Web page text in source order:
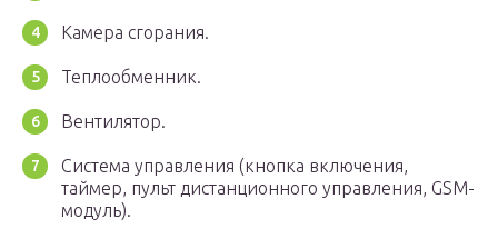
Камера сгорания.
Теплообменник.
Вентилятор.
Система управления (кнопка включения,
таймер, пульт дистанционного управления, GSM-
модуль).